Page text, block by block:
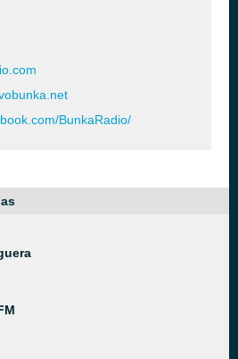
BunkaRadio/